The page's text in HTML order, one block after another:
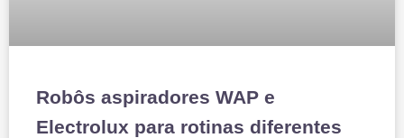
Robôs aspiradores WAP e
Electrolux para rotinas diferentes